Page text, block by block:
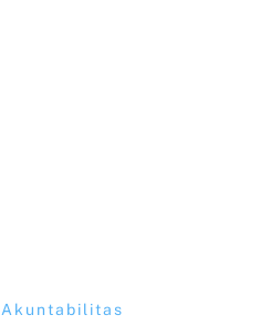
Akuntabilitas